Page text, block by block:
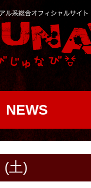
NEWS
(土)